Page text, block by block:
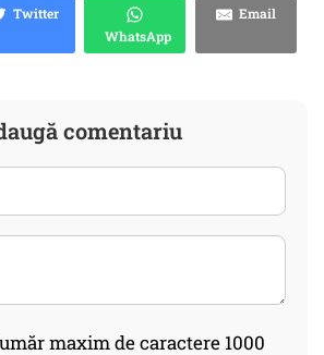
Twitter
WhatsApp
Email
comentariu
maxim de caractere 1000